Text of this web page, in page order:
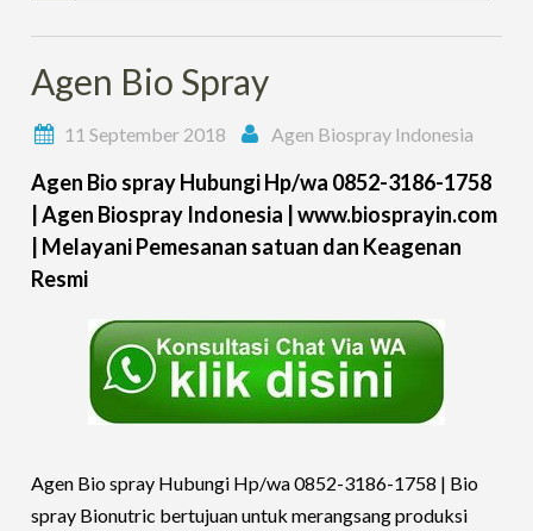
Agen Bio Spray
11 September 2018 Agen Biospray Indonesia
Agen Bio spray Hubungi Hp/wa 0852-3186-1758
| Agen Biospray Indonesia | www.biosprayin.com
| Melayani Pemesanan satuan dan Keagenan
Resmi
Agen Bio spray Hubungi Hp/wa 0852-3186-1758 | Bio
spray Bionutric bertujuan untuk merangsang produksi